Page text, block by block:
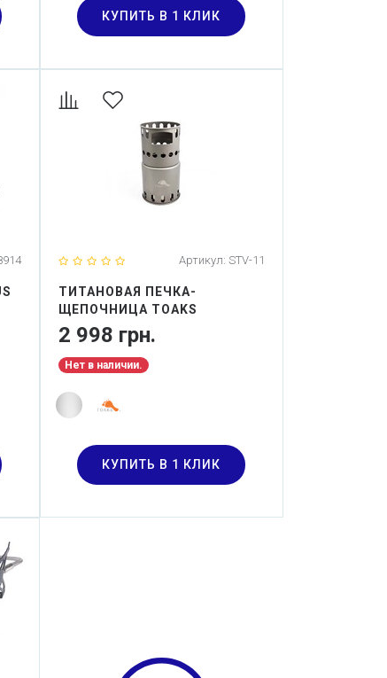
КУПИТЬ В 1 КЛИК
Артикул: STV-11
ТИТАНОВАЯ ПЕЧКА-
ЩЕПОЧНИЦА TOAKS
TITANIUM BACKPACKING
WOOD BURNING STOVE (STV-
11)
2 998 грн.
Нет в наличии.
КУПИТЬ В 1 КЛИК